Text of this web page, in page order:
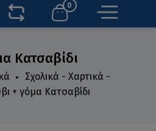
0
Κατσαβίδι
Σχολικά - Χαρτικά -
+ γόμα Κατσαβίδι